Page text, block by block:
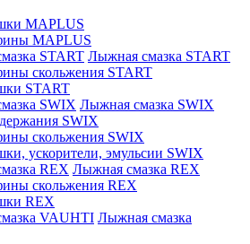
MAPLUS
MAPLUS
Лыжная смазка START
скольжения START
START
Лыжная смазка SWIX
SWIX
скольжения SWIX
ускорители, эмульсии SWIX
Лыжная смазка REX
скольжения REX
REX
Лыжная смазка